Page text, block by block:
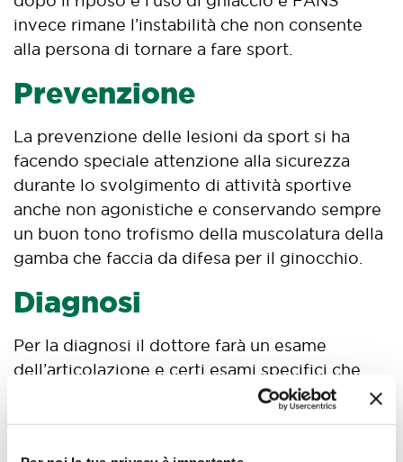
invece rimane l’instabilità che non consente
alla persona di tornare a fare sport.
Prevenzione
La prevenzione delle lesioni da sport si ha
facendo speciale attenzione alla sicurezza
durante lo svolgimento di attività sportive
anche non agonistiche e conservando sempre
un buon tono trofismo della muscolatura della
gamba che faccia da difesa per il ginocchio.
Diagnosi
Per la diagnosi il dottore farà un esame
dell’articolazione e certi esami specifici che
permettono di considerare la lassità